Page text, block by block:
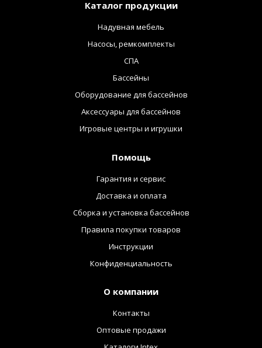
Каталог продукции
Надувная мебель
Насосы, ремкомплекты
СПА
Бассейны
Оборудование для бассейнов
Аксессуары для бассейнов
Игровые центры и игрушки
Помощь
Гарантия и сервис
Доставка и оплата
Сборка и установка бассейнов
Правила покупки товаров
Инструкции
Конфиденциальность
О компании
Контакты
Оптовые продажи